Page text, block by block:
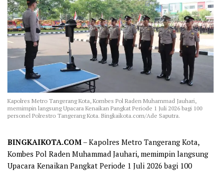
Kapolres Metro Tangerang Kota, Kombes Pol Raden Muhammad Jauhari,
memimpin langsung Upacara Kenaikan Pangkat Periode 1 Juli 2026 bagi 100
personel Polrestro Tangerang Kota. Bingkaikota.com/Ade Saputra.
BINGKAIKOTA.COM – Kapolres Metro Tangerang Kota,
Kombes Pol Raden Muhammad Jauhari, memimpin langsung
Upacara Kenaikan Pangkat Periode 1 Juli 2026 bagi 100